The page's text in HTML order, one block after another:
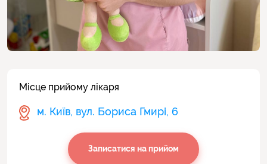
Місце прийому лікаря
м. Київ, вул. Бориса Гмирі, 6
Записатися на прийом